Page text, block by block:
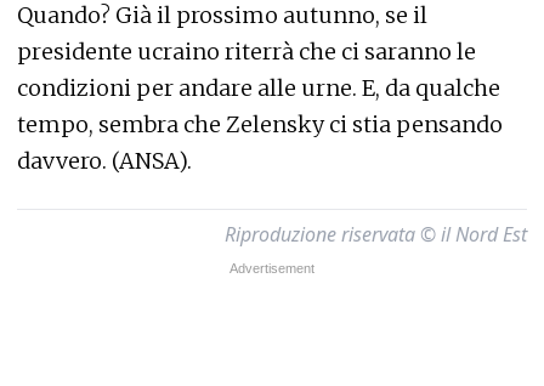
Quando? Già il prossimo autunno, se il
presidente ucraino riterrà che ci saranno le
condizioni per andare alle urne. E, da qualche
tempo, sembra che Zelensky ci stia pensando
davvero. (ANSA).
Riproduzione riservata © il Nord Est